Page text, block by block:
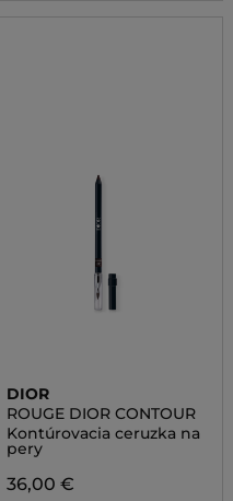
DIOR
ROUGE DIOR CONTOUR
Kontúrovacia ceruzka na
pery
36,00 €